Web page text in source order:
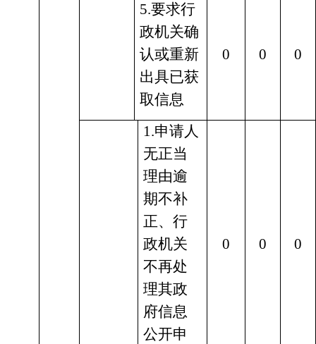
5.要求行
政机关确
认或重新
出具已获
取信息
0 0 0
1.申请人
无正当
理由逾
期不补
正、行
政机关
不再处
理其政
府信息
公开申
0 0 0